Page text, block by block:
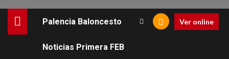
Palencia Baloncesto
Noticias Primera FEB
Ver online